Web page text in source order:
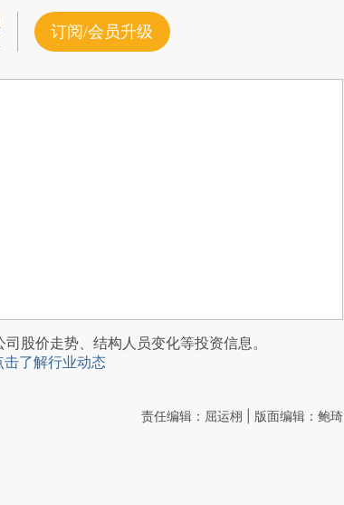
订阅/会员升级
司股价走势、结构人员变化等投资信息。
击了解行业动态
责任编辑：屈运栩 | 版面编辑：鲍琦